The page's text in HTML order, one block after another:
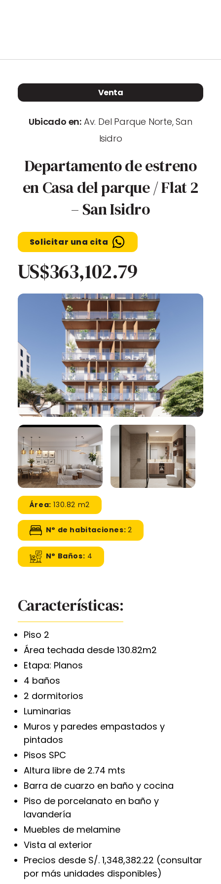
Blog
Contacto
Vende con nosotros
Venta
Ubicado en: Av. Del Parque Norte, San
Isidro
Departamento de estreno
en Casa del parque / Flat 2
– San Isidro
Solicitar una cita
US$363,102.79
Área: 130.82 m2
N° de habitaciones: 2
N° Baños: 4
Características:
Piso 2
Área techada desde 130.82m2
Etapa: Planos
4 baños
2 dormitorios
Luminarias
Muros y paredes empastados y
pintados
Pisos SPC
Altura libre de 2.74 mts
Barra de cuarzo en baño y cocina
Piso de porcelanato en baño y
lavandería
Muebles de melamine
Vista al exterior
Precios desde S/. 1,348,382.22 (consultar
por más unidades disponibles)